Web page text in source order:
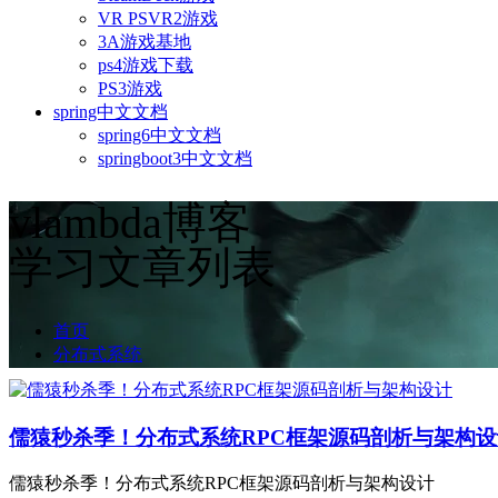
VR PSVR2游戏
3A游戏基地
ps4游戏下载
PS3游戏
spring中文文档
spring6中文文档
springboot3中文文档
vlambda博客
学习文章列表
首页
分布式系统
儒猿秒杀季！分布式系统RPC框架源码剖析与架构
儒猿秒杀季！分布式系统RPC框架源码剖析与架构设计